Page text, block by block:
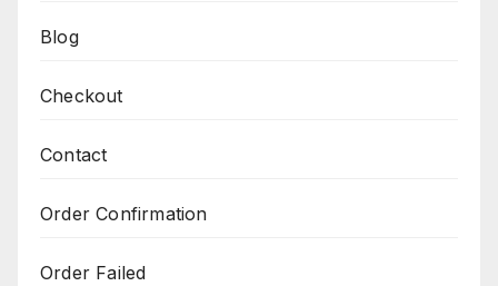
Blog
Checkout
Contact
Order Confirmation
Order Failed